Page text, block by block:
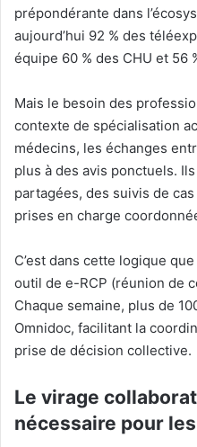
prépondérante dans
aujourd’hui 92 % des
équipe 60 % des CHU et 56
Mais le besoin des
contexte de spécialisation
médecins, les échanges
plus à des avis ponctuels.
partagées, des suivis de
prises en charge
C’est dans cette logique
outil de e-RCP (réunion de
Chaque semaine, plus de
Omnidoc, facilitant la
prise de décision collective.
Le virage
nécessaire pour